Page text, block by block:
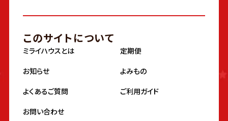
このサイトについて
ミライハウスとは
定期便
お知らせ
よみもの
よくあるご質問
ご利用ガイド
お問い合わせ